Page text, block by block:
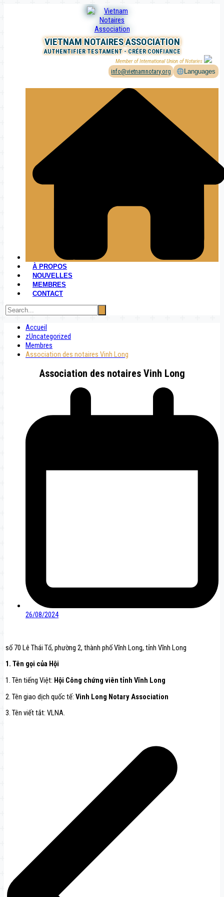
VIETNAM NOTAIRES ASSOCIATION
AUTHENTIFIER TESTAMENT - CRÉER CONFIANCE
Member of International Union of Notaries
info@vietnamnotary.org Languages
À PROPOS
NOUVELLES
MEMBRES
CONTACT
Accueil
zUncategorized
Membres
Association des notaires Vinh Long
Association des notaires Vinh Long
26/08/2024
số 70 Lê Thái Tổ, phường 2, thành phố Vĩnh Long, tỉnh Vĩnh Long
1. Tên gọi của Hội
1. Tên tiếng Việt: Hội Công chứng viên tỉnh Vĩnh Long
2. Tên giao dịch quốc tế: Vinh Long Notary Association
3. Tên viết tắt: VLNA.